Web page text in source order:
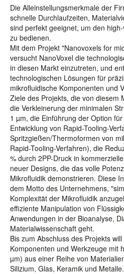
Die Alleinstellungsmerkmale der
schnelle Durchlaufzeiten,
sind perfekt geeignet, um den
zu bedienen.
Mit dem Projekt "Nanovoxels for
versucht NanoVoxel die
in diesen Markt einzutreten, und
technologischen Lösungen für
mikrofluidische Komponenten und
Ziele des Projekts, die von diesem
die Verkleinerung der minimalen
1 µm, die Einführung der Option
Entwicklung von Rapid-Tooling-
Spritzgießen/Thermoformen von
Rapid-Tooling-Verfahren), die
% durch 2PP-Druck in
neuer Designs, die das volle
Mikrofluidik demonstrieren. Diese
dem Motto des Unternehmens,
Komplexität der Mikrofluidik
effiziente Manipulation von
Anwendungen in der Bioanalyse,
Materialwissenschaft geht.
Bis zum Abschluss des Projekts
Komponenten und Werkzeuge mit
µm) aus einer Reihe von
Silizium, Glas, Keramik und Metalle.